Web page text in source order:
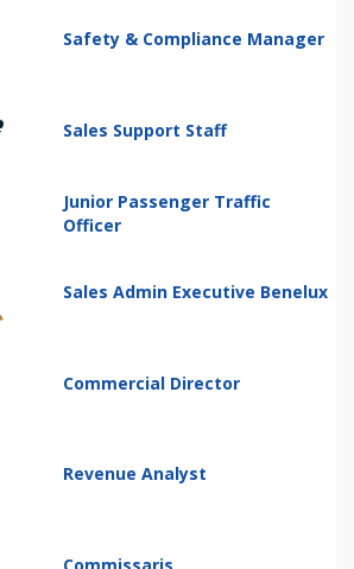
Safety & Compliance Manager
Sales Support Staff
Junior Passenger Traffic
Officer
Sales Admin Executive Benelux
Commercial Director
Revenue Analyst